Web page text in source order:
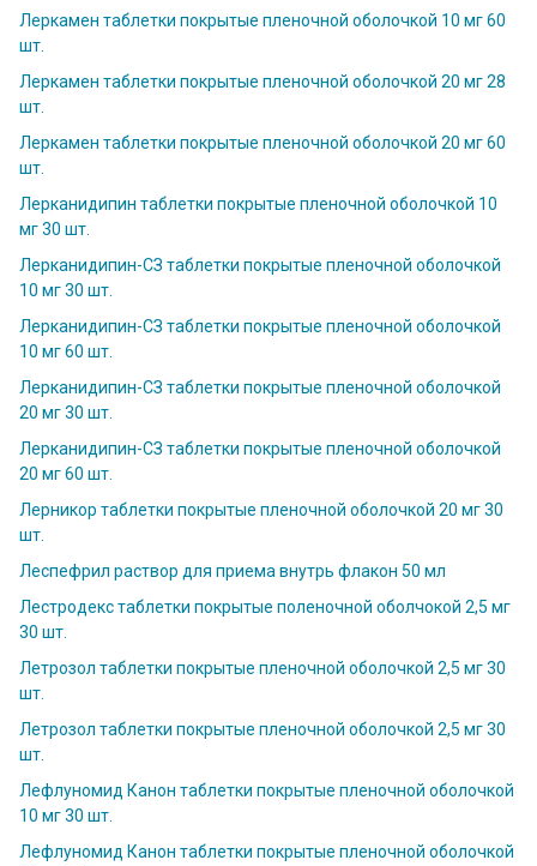
Леркамен таблетки покрытые пленочной оболочкой 10 мг 60
шт.
Леркамен таблетки покрытые пленочной оболочкой 20 мг 28
шт.
Леркамен таблетки покрытые пленочной оболочкой 20 мг 60
шт.
Лерканидипин таблетки покрытые пленочной оболочкой 10
мг 30 шт.
Лерканидипин-СЗ таблетки покрытые пленочной оболочкой
10 мг 30 шт.
Лерканидипин-СЗ таблетки покрытые пленочной оболочкой
10 мг 60 шт.
Лерканидипин-СЗ таблетки покрытые пленочной оболочкой
20 мг 30 шт.
Лерканидипин-СЗ таблетки покрытые пленочной оболочкой
20 мг 60 шт.
Лерникор таблетки покрытые пленочной оболочкой 20 мг 30
шт.
Леспефрил раствор для приема внутрь флакон 50 мл
Лестродекс таблетки покрытые поленочной оболчокой 2,5 мг
30 шт.
Летрозол таблетки покрытые пленочной оболочкой 2,5 мг 30
шт.
Летрозол таблетки покрытые пленочной оболочкой 2,5 мг 30
шт.
Лефлуномид Канон таблетки покрытые пленочной оболочкой
10 мг 30 шт.
Лефлуномид Канон таблетки покрытые пленочной оболочкой